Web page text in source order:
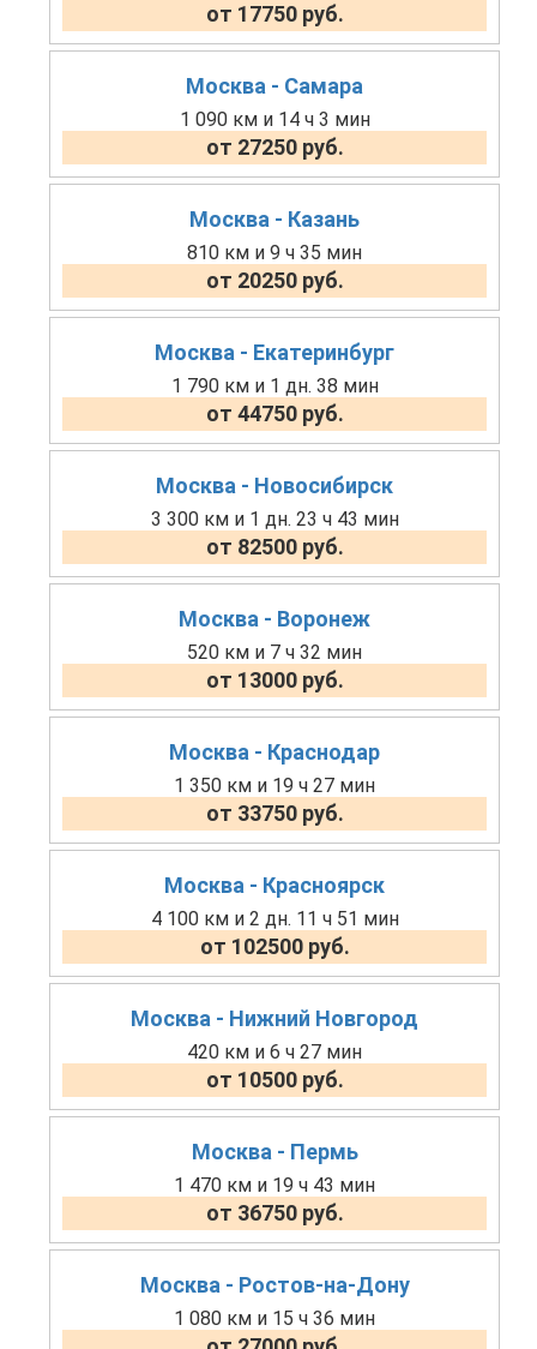
от 17750 руб.
Москва - Самара
1 090 км и 14 ч 3 мин
от 27250 руб.
Москва - Казань
810 км и 9 ч 35 мин
от 20250 руб.
Москва - Екатеринбург
1 790 км и 1 дн. 38 мин
от 44750 руб.
Москва - Новосибирск
3 300 км и 1 дн. 23 ч 43 мин
от 82500 руб.
Москва - Воронеж
520 км и 7 ч 32 мин
от 13000 руб.
Москва - Краснодар
1 350 км и 19 ч 27 мин
от 33750 руб.
Москва - Красноярск
4 100 км и 2 дн. 11 ч 51 мин
от 102500 руб.
Москва - Нижний Новгород
420 км и 6 ч 27 мин
от 10500 руб.
Москва - Пермь
1 470 км и 19 ч 43 мин
от 36750 руб.
Москва - Ростов-на-Дону
1 080 км и 15 ч 36 мин